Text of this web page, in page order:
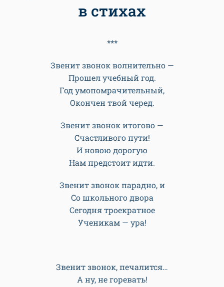
в стихах
***
Звенит звонок волнительно —
Прошел учебный год.
Год умопомрачительный,
Окончен твой черед.
Звенит звонок итогово —
Счастливого пути!
И новою дорогую
Нам предстоит идти.
Звенит звонок парадно, и
Со школьного двора
Сегодня троекратное
Ученикам — ура!